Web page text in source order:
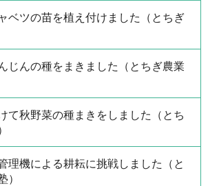
ベツの苗を植え付けました（とちぎ
じんの種をまきました（とちぎ農業
て秋野菜の種まきをしました（とち
理機による耕耘に挑戦しました（と
）